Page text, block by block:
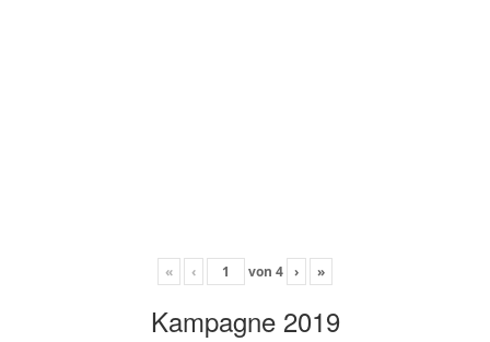
« ‹ von 4 › »
Kampagne 2019